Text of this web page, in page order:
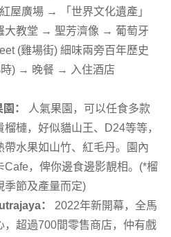
屋廣場 → 「世界文化遺產」
大教堂 → 聖芳濟像 → 葡萄牙
(雞場街) 細味兩旁百年歷史
時) → 晚餐 → 入住酒店
：
人氣果園，可以任食多款
槤，好似貓山王、D24等等，
帶水果如山竹、紅毛丹。園內
Cafe，俾你邊食邊影靚相。(*榴
季節及產量而定)
：
2022年新開幕，全馬
，超過700間零售商店，仲有戲